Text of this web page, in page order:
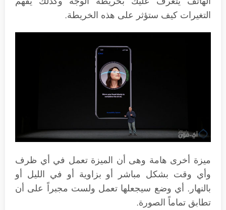
التغيرات كيف ستؤثر على هذه الخريطة.
ميزة أخرى هامة وهى أن الميزة تعمل في أي ظرف
وأي وقت بشكل مباشر أو بزاوية أو في الليل أو
بالنهار. أي وضع سيجعلها تعمل ولست مجبراً على أن
تطابق تماماً الصورة.